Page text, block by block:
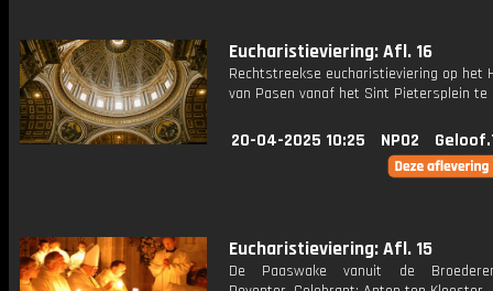
Eucharistieviering: Afl. 16
Rechtstreekse eucharistieviering op het
van Pasen vanaf het Sint Pietersplein te
20-04-2025 10:25 NPO2
Eucharistieviering: Afl. 15
De Paaswake vanuit de